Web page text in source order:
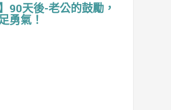
】90天後-老公的鼓勵，
勇氣！